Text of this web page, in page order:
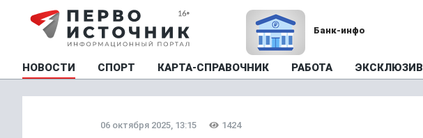
Банк-инфо
НОВОСТИ СПОРТ КАРТА-СПРАВОЧНИК РАБОТА ЭКСКЛЮЗИВ
06 октября 2025, 13:15 1424